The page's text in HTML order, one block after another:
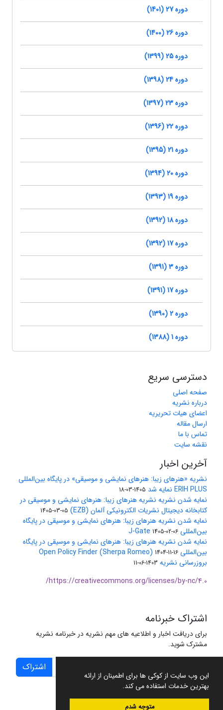
این وب سایت از کوکی ها برای اطمینان از ارائه
بهترین خدمات استفاده می کند.
متوجه شدم
دوره 27 (1401)
دوره 26 (1400)
دوره 25 (1399)
دوره 24 (1398)
دوره 23 (1397)
دوره 22 (1396)
دوره 21 (1395)
دوره 20 (1394)
دوره 19 (1393)
دوره 18 (1392)
دوره 17 (1392)
دوره 3 (1391)
دوره 17 (1391)
دوره 2 (1390)
دوره 1 (1388)
دسترسی سریع
صفحه اصلی
درباره نشریه
اعضای هیات تحریریه
ارسال مقاله
تماس با ما
نقشه سایت
آخرین اخبار
نشریه «هنرهای زیبا: هنرهای نمایشی و موسیقی» در پایگاه بین‌المللی
ERIH PLUS نمایه شد
1405-03-18
نمایه شدن نشریه نشریه هنرهای زیبا: هنرهای نمایشی و موسیقی در
کتابخانه دیجیتال نشریات الکترونیکی آلمان (EZB)
1405-03-05
نمایه شدن نشریه هنرهای زیبا: هنرهای نمایشی و موسیقی در پایگاه
بین‌المللی J-Gate 1405-02-06
نمایه شدن نشریه هنرهای زیبا: هنرهای نمایشی و موسیقی در پایگاه
بین‌المللی Open Policy Finder (Sherpa Romeo) 1404-11-16
بروزرسانی نشریه 1403-06-11
https://creativecommons.org/licenses/by-nc/4.0/
اشتراک خبرنامه
برای دریافت اخبار و اطلاعیه های مهم نشریه در خبرنامه نشریه
مشترک شوید.
اشتراک